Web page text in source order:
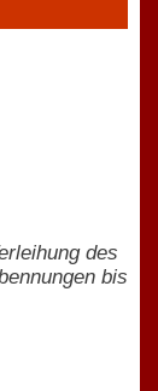
des
bis